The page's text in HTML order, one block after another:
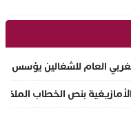
العام للشغالين
بنص الخطاب الملكي